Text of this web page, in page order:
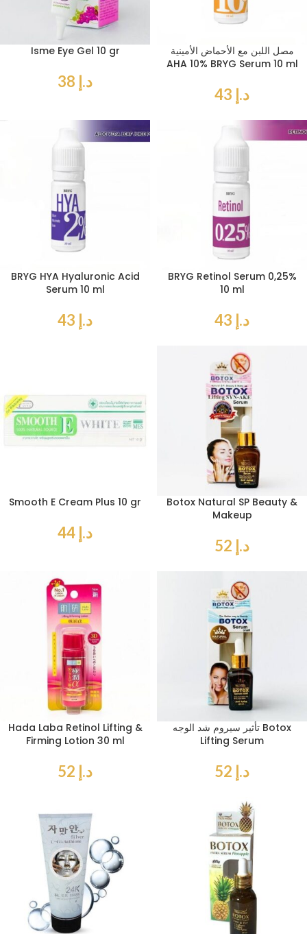
Isme Eye Gel 10 gr
د.إ
مصل اللبن مع الأحماض الأمينية
AHA 10% BRYG Serum 10 ml
د.إ
BRYG HYA Hyaluronic Acid
Serum 10 ml
د.إ
BRYG Retinol Serum 0,25%
10 ml
د.إ
Smooth E Cream Plus 10 gr
د.إ
Botox Natural SP Beauty &
Makeup
د.إ
Hada Laba Retinol Lifting &
Firming Lotion 30 ml
د.إ
تأثير سيروم شد الوجه Botox
Lifting Serum
د.إ